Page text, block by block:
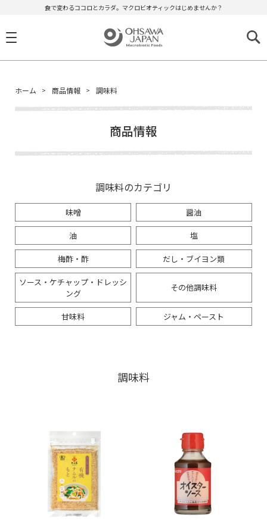
食で変わるココロとカラダ。マクロビオティックはじめませんか？
ホーム 商品情報 調味料
商品情報
調味料のカテゴリ
味噌 醤油
油 塩
梅酢・酢 だし・ブイヨン類
ソース・ケチャップ・ドレッシ
ング
その他調味料
甘味料 ジャム・ペースト
調味料